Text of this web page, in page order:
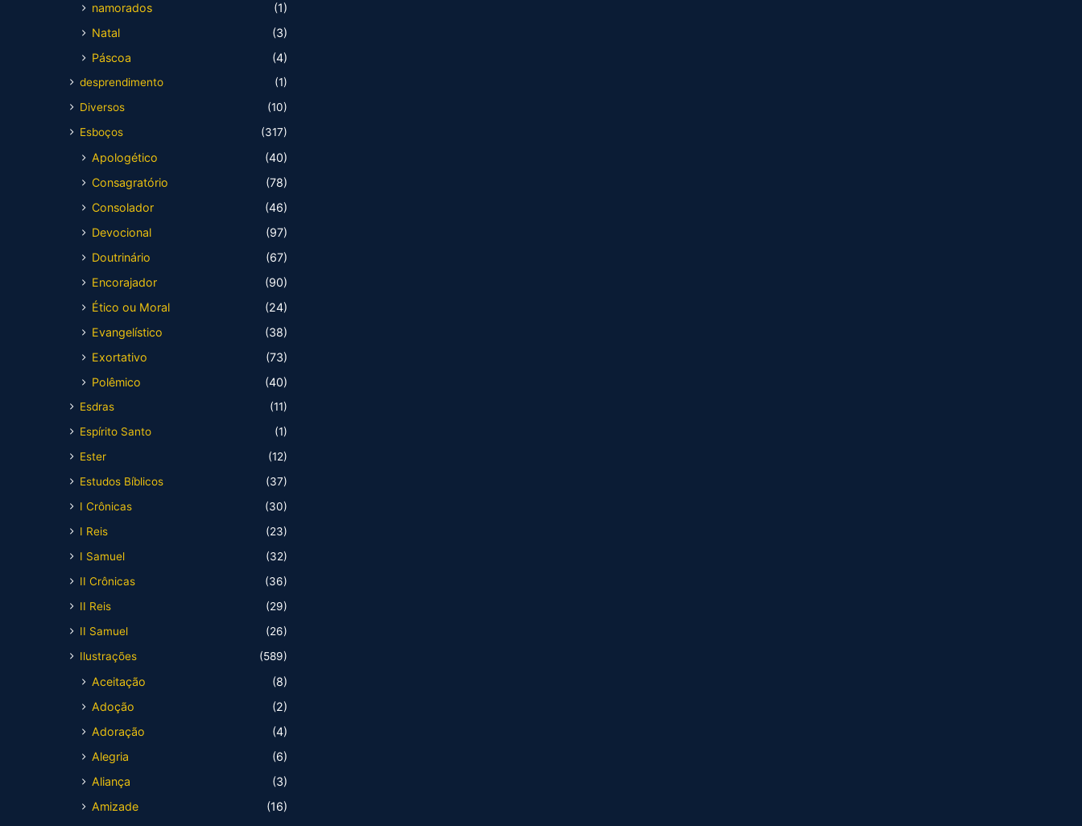
namorados
(1)
Natal
(3)
Páscoa
(4)
desprendimento
(1)
Diversos
(10)
Esboços
(317)
Apologético
(40)
Consagratório
(78)
Consolador
(46)
Devocional
(97)
Doutrinário
(67)
Encorajador
(90)
Ético ou Moral
(24)
Evangelístico
(38)
Exortativo
(73)
Polêmico
(40)
Esdras
(11)
Espírito Santo
(1)
Ester
(12)
Estudos Bíblicos
(37)
I Crônicas
(30)
I Reis
(23)
I Samuel
(32)
II Crônicas
(36)
II Reis
(29)
II Samuel
(26)
Ilustrações
(589)
Aceitação
(8)
Adoção
(2)
Adoração
(4)
Alegria
(6)
Aliança
(3)
Amizade
(16)